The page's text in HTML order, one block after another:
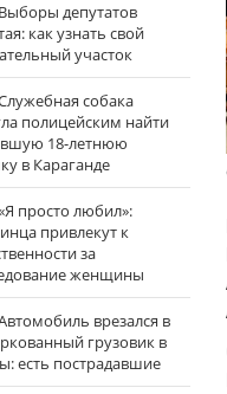
Выборы депутатов
как узнать свой
участок
собака
полицейским найти
18-летнюю
в Караганде
просто любил»:
привлекут к
за
женщины
врезался в
грузовик в
есть пострадавшие